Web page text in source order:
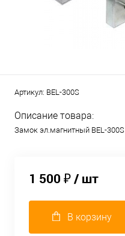
Артикул: BEL-300S
Описание товара:
Замок эл.магнитный BEL-300S
1 500 ₽/ шт
В корзину